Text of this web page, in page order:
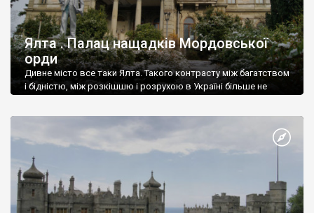
Ялта . Палац нащадків Мордовської
орди
Дивне місто все таки Ялта. Такого контрасту між багатством
і бідністю, між розкішшю і розрухою в Україні більше не